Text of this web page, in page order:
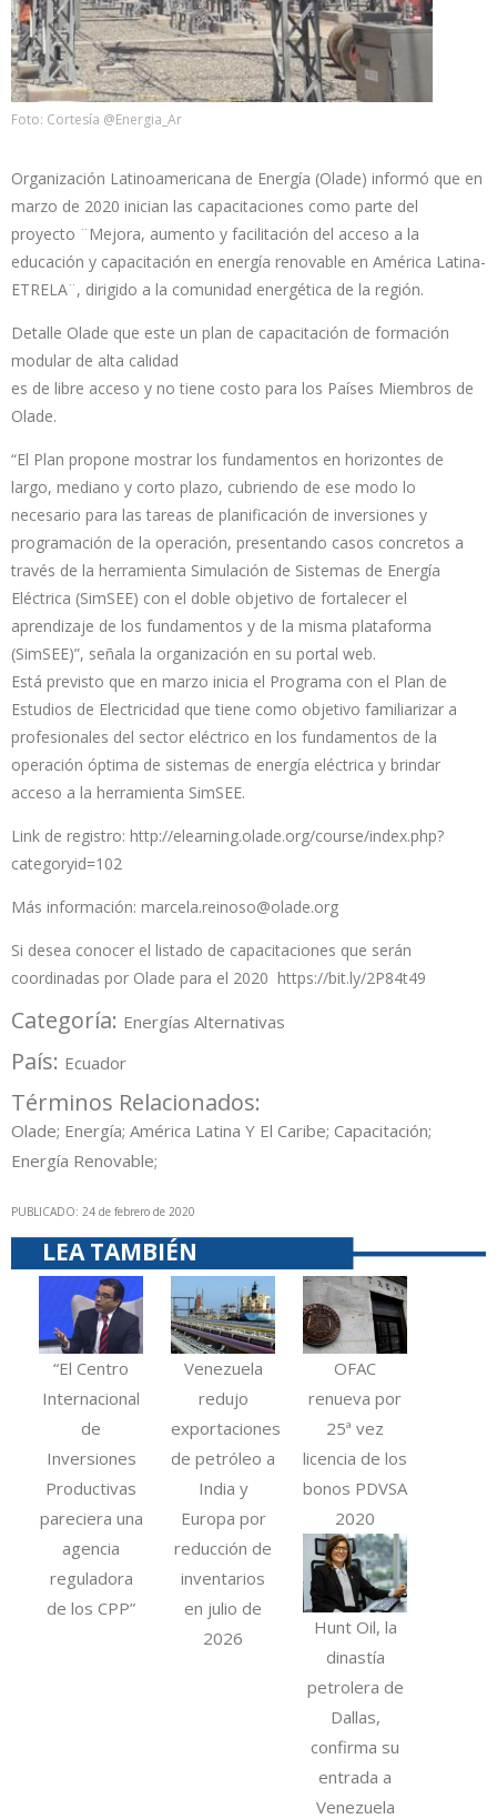
Foto: Cortesía @Energia_Ar
Organización Latinoamericana de Energía (Olade) informó que en
marzo de 2020 inician las capacitaciones como parte del
proyecto ¨Mejora, aumento y facilitación del acceso a la
educación y capacitación en energía renovable en América Latina-
ETRELA¨, dirigido a la comunidad energética de la región.
Detalle Olade que este un plan de capacitación de formación
modular de alta calidad
es de libre acceso y no tiene costo para los Países Miembros de
Olade.
“El Plan propone mostrar los fundamentos en horizontes de
largo, mediano y corto plazo, cubriendo de ese modo lo
necesario para las tareas de planificación de inversiones y
programación de la operación, presentando casos concretos a
través de la herramienta Simulación de Sistemas de Energía
Eléctrica (SimSEE) con el doble objetivo de fortalecer el
aprendizaje de los fundamentos y de la misma plataforma
(SimSEE)”, señala la organización en su portal web.
Está previsto que en marzo inicia el Programa con el Plan de
Estudios de Electricidad que tiene como objetivo familiarizar a
profesionales del sector eléctrico en los fundamentos de la
operación óptima de sistemas de energía eléctrica y brindar
acceso a la herramienta SimSEE.
Link de registro: http://elearning.olade.org/course/index.php?
categoryid=102
Más información: marcela.reinoso@olade.org
Si desea conocer el listado de capacitaciones que serán
coordinadas por Olade para el 2020 https://bit.ly/2P84t49
Categoría: Energías Alternativas
País: Ecuador
Términos Relacionados:
Olade; Energía; América Latina Y El Caribe; Capacitación;
Energía Renovable;
PUBLICADO: 24 de febrero de 2020
LEA TAMBIÉN
“El Centro
Internacional
de
Inversiones
Productivas
pareciera una
agencia
reguladora
de los CPP”
Venezuela
redujo
exportaciones
de petróleo a
India y
Europa por
reducción de
inventarios
en julio de
2026
OFAC
renueva por
25ª vez
licencia de los
bonos PDVSA
2020
Hunt Oil, la
dinastía
petrolera de
Dallas,
confirma su
entrada a
Venezuela